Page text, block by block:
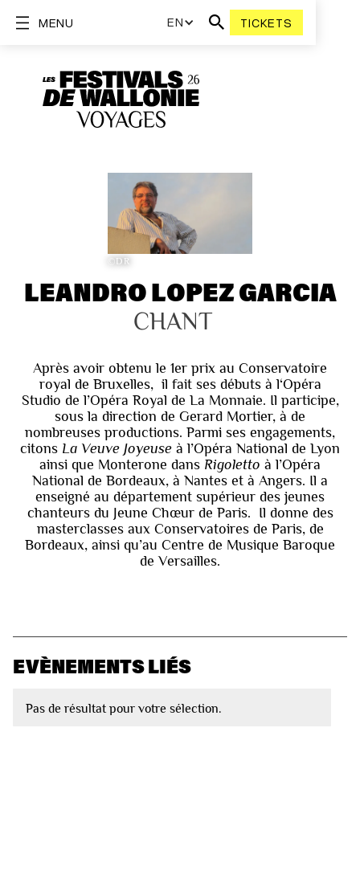
EN TICKETS
MENU
©DR
LEANDRO LOPEZ GARCIA
CHANT
Après avoir obtenu le 1er prix au Conservatoire
royal de Bruxelles, il fait ses débuts à l‘Opéra
Studio de l’Opéra Royal de La Monnaie. Il participe,
sous la direction de Gerard Mortier, à de
nombreuses productions. Parmi ses engagements,
citons La Veuve Joyeuse à l’Opéra National de Lyon
ainsi que Monterone dans Rigoletto à l’Opéra
National de Bordeaux, à Nantes et à Angers. Il a
enseigné au département supérieur des jeunes
chanteurs du Jeune Chœur de Paris. Il donne des
masterclasses aux Conservatoires de Paris, de
Bordeaux, ainsi qu’au Centre de Musique Baroque
de Versailles.
EVÈNEMENTS LIÉS
Pas de résultat pour votre sélection.